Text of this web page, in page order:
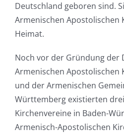
Deutschland geboren sind.
Armenischen Apostolischen
Heimat.
Noch vor der Gründung der
Armenischen Apostolischen
und der Armenischen
Württemberg existierten
Kirchenvereine in Baden-
Armenisch-Apostolischen